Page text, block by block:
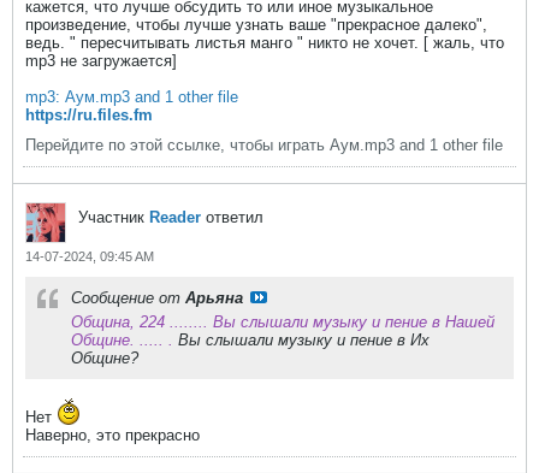
кажется, что лучше обсудить то или иное музыкальное
произведение, чтобы лучше узнать ваше "прекрасное далеко",
ведь. " пересчитывать листья манго " никто не хочет. [ жаль, что
mp3 не загружается]
mp3: Аум.mp3 and 1 other file
https://ru.files.fm
Перейдите по этой ссылке, чтобы играть Аум.mp3 and 1 other file
Участник Reader ответил
14-07-2024, 09:45 AM
Сообщение от Арьяна
Община, 224 ........ Вы слышали музыку и пение в Нашей
Общине. ..... . Вы слышали музыку и пение в Их
Общине?
Нет
Наверно, это прекрасно